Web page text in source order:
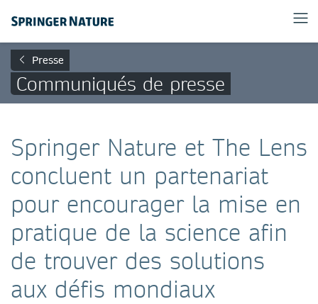
Presse
Communiqués de presse
Springer Nature et The Lens
concluent un partenariat
pour encourager la mise en
pratique de la science afin
de trouver des solutions
aux défis mondiaux